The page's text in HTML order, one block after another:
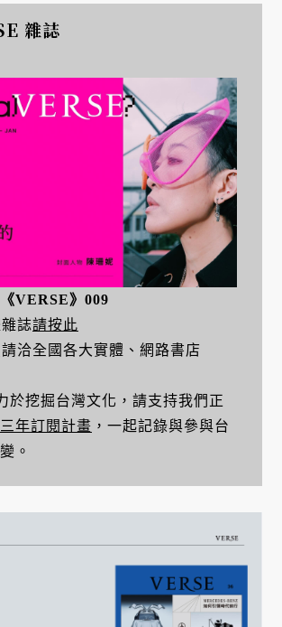
雜誌
VERSE》009
誌請按此
洽全國各大實體、網路書店
於挖掘台灣文化，請支持我們正
年訂閱計畫 ，一起記錄與參與台
。